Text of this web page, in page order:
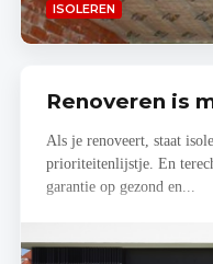
ISOLEREN
Renoveren is
Als je renoveert, staat
prioriteitenlijstje. En
garantie op gezond en...